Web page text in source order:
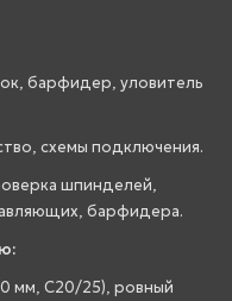
барфидер, уловитель
схемы подключения.
шпинделей,
барфидера.
мм, C20/25), ровный